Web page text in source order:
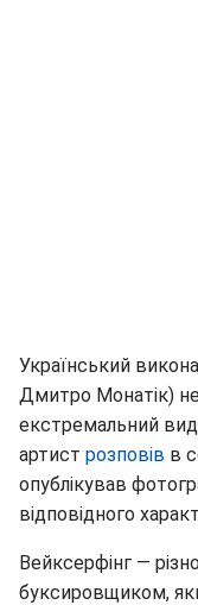
Український
Дмитро Монатік)
екстремальний
артист розповів в
опублікував
відповідного
Вейксерфінг —
буксировщиком,